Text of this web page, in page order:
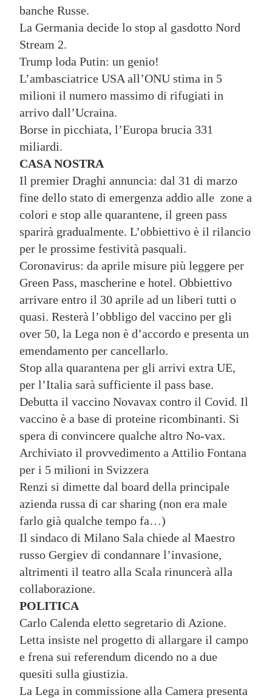
banche Russe.
La Germania decide lo stop al gasdotto Nord
Stream 2.
Trump loda Putin: un genio!
L’ambasciatrice USA all’ONU stima in 5
milioni il numero massimo di rifugiati in
arrivo dall’Ucraina.
Borse in picchiata, l’Europa brucia 331
miliardi.
CASA NOSTRA
Il premier Draghi annuncia: dal 31 di marzo
fine dello stato di emergenza addio alle zone a
colori e stop alle quarantene, il green pass
sparirà gradualmente. L’obbiettivo è il rilancio
per le prossime festività pasquali.
Coronavirus: da aprile misure più leggere per
Green Pass, mascherine e hotel. Obbiettivo
arrivare entro il 30 aprile ad un liberi tutti o
quasi. Resterà l’obbligo del vaccino per gli
over 50, la Lega non è d’accordo e presenta un
emendamento per cancellarlo.
Stop alla quarantena per gli arrivi extra UE,
per l’Italia sarà sufficiente il pass base.
Debutta il vaccino Novavax contro il Covid. Il
vaccino è a base di proteine ricombinanti. Si
spera di convincere qualche altro No-vax.
Archiviato il provvedimento a Attilio Fontana
per i 5 milioni in Svizzera
Renzi si dimette dal board della principale
azienda russa di car sharing (non era male
farlo già qualche tempo fa…)
Il sindaco di Milano Sala chiede al Maestro
russo Gergiev di condannare l’invasione,
altrimenti il teatro alla Scala rinuncerà alla
collaborazione.
POLITICA
Carlo Calenda eletto segretario di Azione.
Letta insiste nel progetto di allargare il campo
e frena sui referendum dicendo no a due
quesiti sulla giustizia.
La Lega in commissione alla Camera presenta